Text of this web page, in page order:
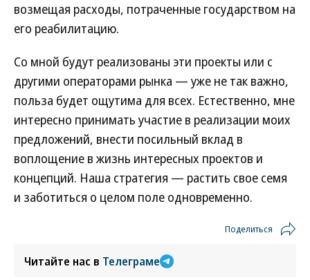
возмещая расходы, потраченные государством на
его реабилитацию.
Со мной будут реализованы эти проекты или с
другими операторами рынка — уже не так важно,
польза будет ощутима для всех. Естественно, мне
интересно принимать участие в реализации моих
предложений, внести посильный вклад в
воплощение в жизнь интересных проектов и
концепций. Наша стратегия — растить свое семя
и заботиться о целом поле одновременно.
Поделиться
Читайте нас в Телеграме